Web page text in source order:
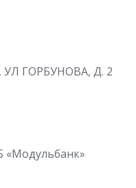
УЛ ГОРБУНОВА, Д. 2
«Модульбанк»